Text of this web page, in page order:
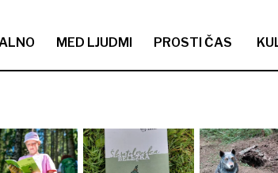
MED LJUDMI PROSTI ČAS